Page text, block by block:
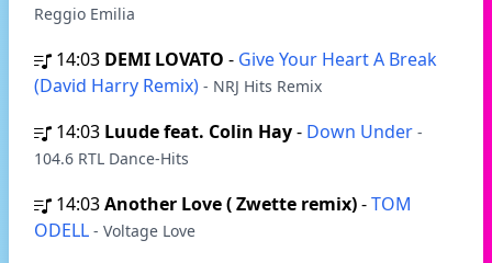
Reggio Emilia
14:03 DEMI LOVATO - Give Your Heart A Break
(David Harry Remix) - NRJ Hits Remix
14:03 Luude feat. Colin Hay- Down Under -
104.6 RTL Dance-Hits
14:03Another Love ( Zwette remix)-TOM
ODELL - Voltage Love